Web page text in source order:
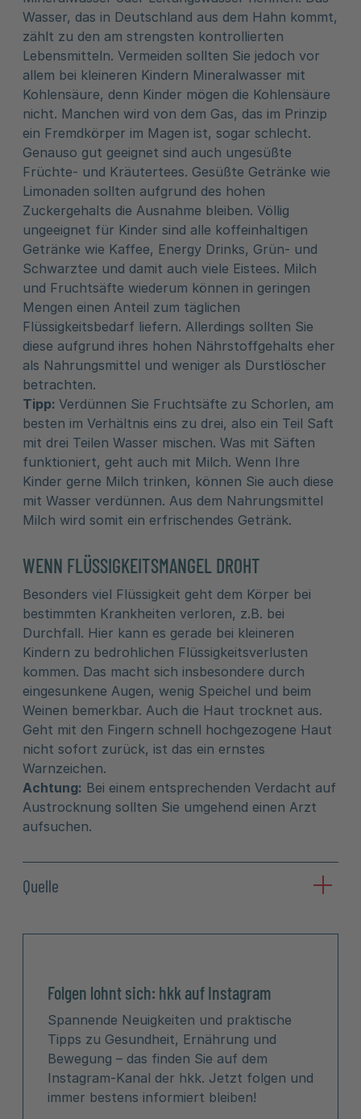
Wasser, das in Deutschland aus dem Hahn kommt,
zählt zu den am strengsten kontrollierten
Lebensmitteln. Vermeiden sollten Sie jedoch vor
allem bei kleineren Kindern Mineralwasser mit
Kohlensäure, denn Kinder mögen die Kohlensäure
nicht. Manchen wird von dem Gas, das im Prinzip
ein Fremdkörper im Magen ist, sogar schlecht.
Genauso gut geeignet sind auch ungesüßte
Früchte- und Kräutertees. Gesüßte Getränke wie
Limonaden sollten aufgrund des hohen
Zuckergehalts die Ausnahme bleiben. Völlig
ungeeignet für Kinder sind alle koffeinhaltigen
Getränke wie Kaffee, Energy Drinks, Grün- und
Schwarztee und damit auch viele Eistees. Milch
und Fruchtsäfte wiederum können in geringen
Mengen einen Anteil zum täglichen
Flüssigkeitsbedarf liefern. Allerdings sollten Sie
diese aufgrund ihres hohen Nährstoffgehalts eher
als Nahrungsmittel und weniger als Durstlöscher
betrachten.
Tipp: Verdünnen Sie Fruchtsäfte zu Schorlen, am
besten im Verhältnis eins zu drei, also ein Teil Saft
mit drei Teilen Wasser mischen. Was mit Säften
funktioniert, geht auch mit Milch. Wenn Ihre
Kinder gerne Milch trinken, können Sie auch diese
mit Wasser verdünnen. Aus dem Nahrungsmittel
Milch wird somit ein erfrischendes Getränk.
WENN FLÜSSIGKEITSMANGEL DROHT
Besonders viel Flüssigkeit geht dem Körper bei
bestimmten Krankheiten verloren, z.B. bei
Durchfall. Hier kann es gerade bei kleineren
Kindern zu bedrohlichen Flüssigkeitsverlusten
kommen. Das macht sich insbesondere durch
eingesunkene Augen, wenig Speichel und beim
Weinen bemerkbar. Auch die Haut trocknet aus.
Geht mit den Fingern schnell hochgezogene Haut
nicht sofort zurück, ist das ein ernstes
Warnzeichen.
Achtung: Bei einem entsprechenden Verdacht auf
Austrocknung sollten Sie umgehend einen Arzt
aufsuchen.
Quelle
Folgen lohnt sich: hkk auf Instagram
Spannende Neuigkeiten und praktische
Tipps zu Gesundheit, Ernährung und
Bewegung – das finden Sie auf dem
Instagram-Kanal der hkk. Jetzt folgen und
immer bestens informiert bleiben!